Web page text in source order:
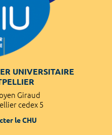
UNIVERSITAIRE
Giraud
cedex 5
le CHU